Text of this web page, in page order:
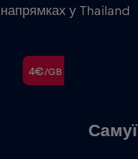
у Thailand
4€/GB
Самуї